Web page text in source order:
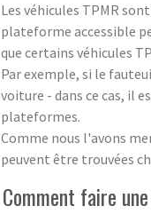
Les véhicules TPMR
plateforme accessible
que certains véhicules
Par exemple, si le
voiture - dans ce cas, il
plateformes.
Comme nous l'avons
peuvent être trouvées
Comment faire